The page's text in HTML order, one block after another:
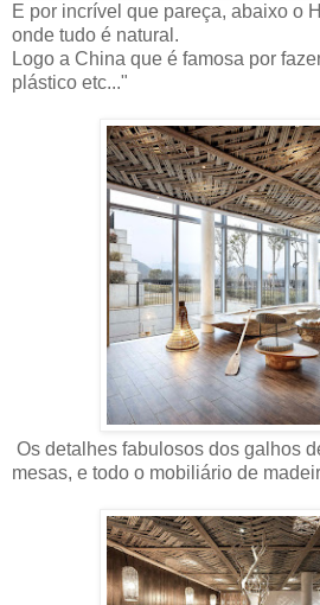
E por incrível que pareça, abaixo o
onde tudo é natural.
Logo a China que é famosa por
plástico etc..."
Os detalhes fabulosos dos galhos
mesas, e todo o mobiliário de